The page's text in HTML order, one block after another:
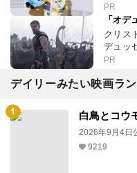
PR
「オデ
クリス
デュッ
PR
デイリーみたい映画ラ
白鳥とコウ
2026年9月4日
9219